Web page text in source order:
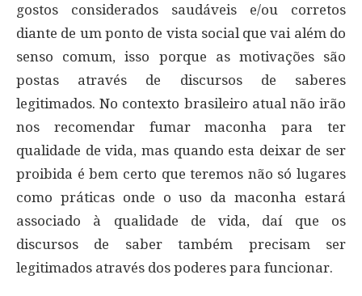
gostos considerados saudáveis e/ou corretos
diante de um ponto de vista social que vai além do
senso comum, isso porque as motivações são
postas através de discursos de saberes
legitimados. No contexto brasileiro atual não irão
nos recomendar fumar maconha para ter
qualidade de vida, mas quando esta deixar de ser
proibida é bem certo que teremos não só lugares
como práticas onde o uso da maconha estará
associado à qualidade de vida, daí que os
discursos de saber também precisam ser
legitimados através dos poderes para funcionar.